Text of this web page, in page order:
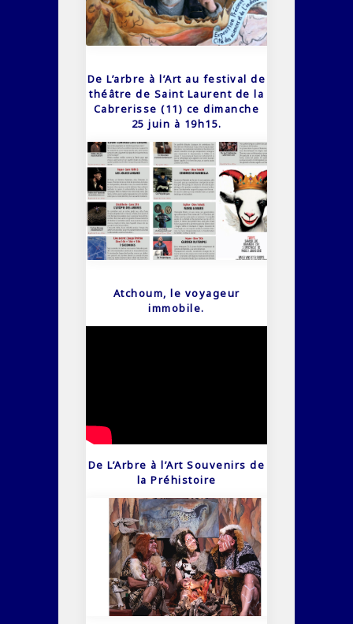
De L’arbre à l’Art au festival de
théâtre de Saint Laurent de la
Cabrerisse (11) ce dimanche
25 juin à 19h15.
Atchoum, le voyageur
immobile.
De L’Arbre à l’Art Souvenirs de
la Préhistoire